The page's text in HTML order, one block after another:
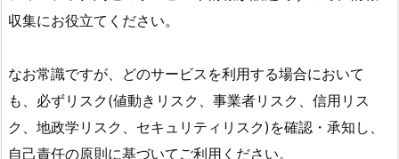
収集にお役立てください。
なお常識ですが、どのサービスを利用する場合において
も、必ずリスク(値動きリスク、事業者リスク、信用リス
ク、地政学リスク、セキュリティリスク)を確認・承知し、
自己責任の原則に基づいてご利用ください。